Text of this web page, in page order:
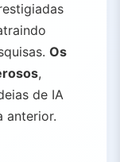
Os
,
de IA
anterior.